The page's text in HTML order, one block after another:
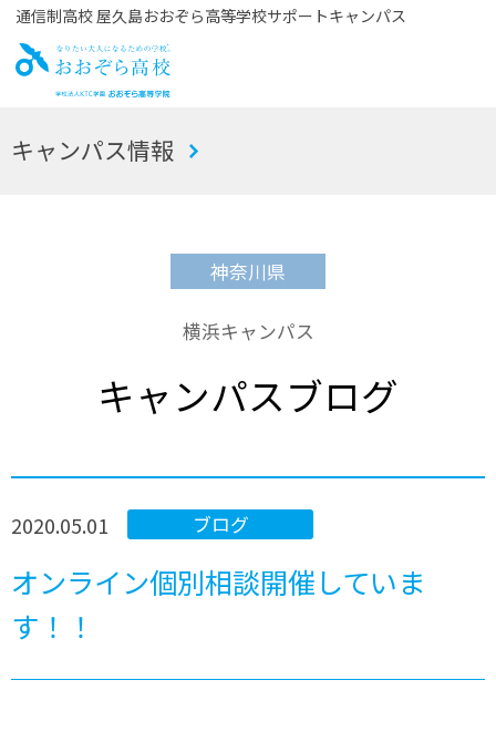
通信制高校 屋久島おおぞら高等学校サポートキャンパス
お
キャンパス情報
神奈川県
横浜キャンパス
キャンパスブログ
ブログ
2020.05.01
オンライン個別相談開催していま
す！！